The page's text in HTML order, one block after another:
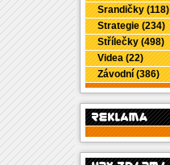
Srandičky (118)
Strategie (234)
Střílečky (498)
Videa (22)
Závodní (386)